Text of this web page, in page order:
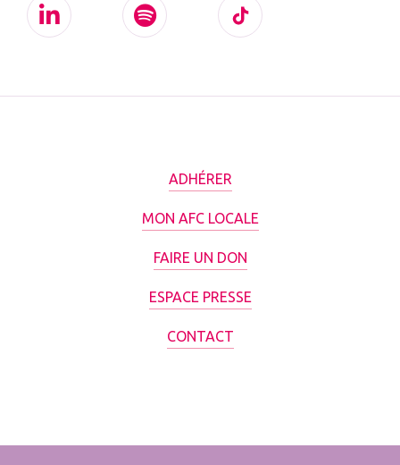
ADHÉRER
MON AFC LOCALE
FAIRE UN DON
ESPACE PRESSE
CONTACT